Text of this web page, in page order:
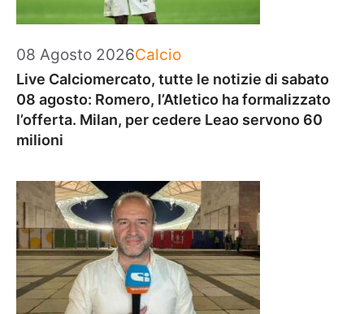
08 Agosto 2026Categorie
Calcio
Live Calciomercato, tutte le notizie di sabato
08 agosto: Romero, l’Atletico ha formalizzato
l’offerta. Milan, per cedere Leao servono 60
milioni